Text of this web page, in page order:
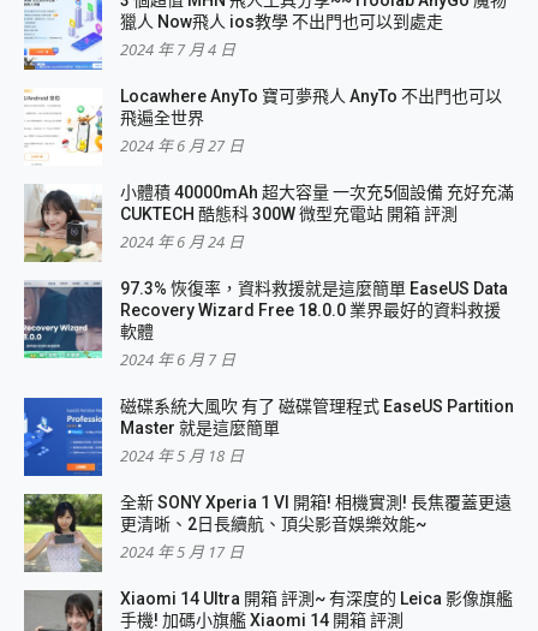
獵人 Now飛人 ios教學 不出門也可以到處走
2024 年 7 月 4 日
Locawhere AnyTo 寶可夢飛人 AnyTo 不出門也可以
飛遍全世界
2024 年 6 月 27 日
小體積 40000mAh 超大容量 一次充5個設備 充好充滿
CUKTECH 酷態科 300W 微型充電站 開箱 評測
2024 年 6 月 24 日
97.3% 恢復率，資料救援就是這麼簡單 EaseUS Data
Recovery Wizard Free 18.0.0 業界最好的資料救援
軟體
2024 年 6 月 7 日
磁碟系統大風吹 有了 磁碟管理程式 EaseUS Partition
Master 就是這麼簡單
2024 年 5 月 18 日
全新 SONY Xperia 1 VI 開箱! 相機實測! 長焦覆蓋更遠
更清晰、2日長續航、頂尖影音娛樂效能~
2024 年 5 月 17 日
Xiaomi 14 Ultra 開箱 評測~ 有深度的 Leica 影像旗艦
手機! 加碼小旗艦 Xiaomi 14 開箱 評測